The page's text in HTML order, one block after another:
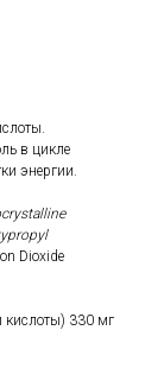
в цикле
энергии.
Dioxide
кислоты) 330 мг